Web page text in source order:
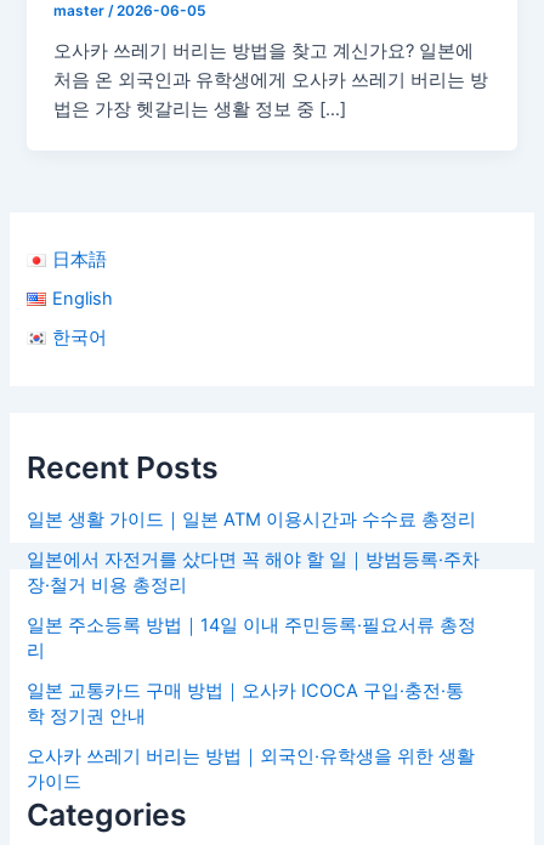
日本語
English
한국어
Recent Posts
일본 생활 가이드｜일본 ATM 이용시간과 수수료 총정리
일본에서 자전거를 샀다면 꼭 해야 할 일｜방범등록·주차
장·철거 비용 총정리
일본 주소등록 방법｜14일 이내 주민등록·필요서류 총정
리
일본 교통카드 구매 방법｜오사카 ICOCA 구입·충전·통
학 정기권 안내
오사카 쓰레기 버리는 방법｜외국인·유학생을 위한 생활
가이드
Categories
master/2026-06-05
오사카 쓰레기 버리는 방법을 찾고 계신가요? 일본에
처음 온 외국인과 유학생에게 오사카 쓰레기 버리는 방
법은 가장 헷갈리는 생활 정보 중 […]